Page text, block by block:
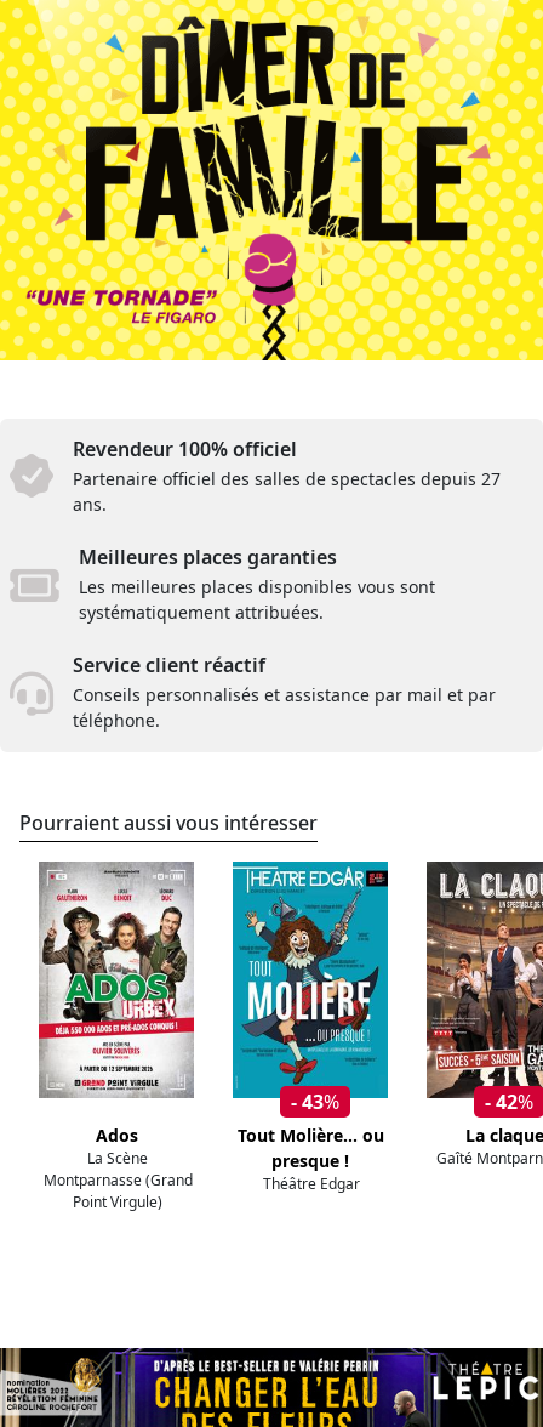
Revendeur 100% officiel
Partenaire officiel des salles de spectacles depuis 27
ans.
Meilleures places garanties
Les meilleures places disponibles vous sont
systématiquement attribuées.
Service client réactif
Conseils personnalisés et assistance par mail et par
téléphone.
Pourraient aussi vous intéresser
Ados
La Scène
Montparnasse (Grand
Point Virgule)
- 43%
Tout Molière... ou
presque !
Théâtre Edgar
- 42%
La claque
Gaîté